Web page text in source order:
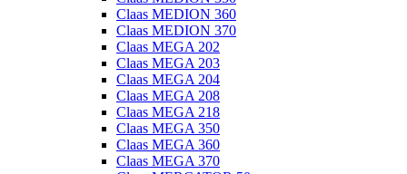
Claas MEDION 360
Claas MEDION 370
Claas MEGA 202
Claas MEGA 203
Claas MEGA 204
Claas MEGA 208
Claas MEGA 218
Claas MEGA 350
Claas MEGA 360
Claas MEGA 370